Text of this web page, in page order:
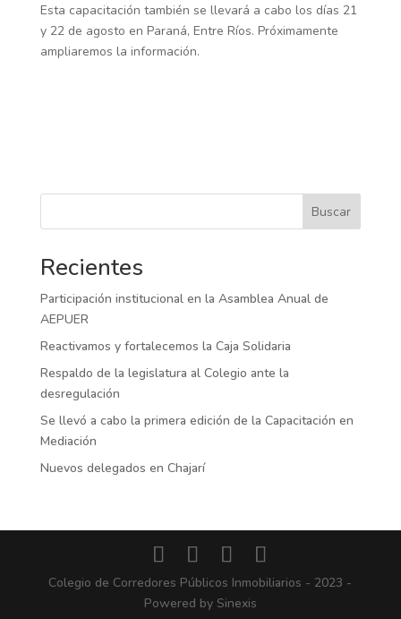
Esta capacitación también se llevará a cabo los días 21
y 22 de agosto en Paraná, Entre Ríos. Próximamente
ampliaremos la información.
Buscar
Recientes
Participación institucional en la Asamblea Anual de
AEPUER
Reactivamos y fortalecemos la Caja Solidaria
Respaldo de la legislatura al Colegio ante la
desregulación
Se llevó a cabo la primera edición de la Capacitación en
Mediación
Nuevos delegados en Chajarí
Colegio de Corredores Públicos Inmobiliarios - 2023 -
Powered by Sinexis